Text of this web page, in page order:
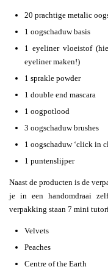
20 prachtige metalic
1 oogschaduw basis
1 eyeliner vloeistof
eyeliner maken!)
1 sprakle powder
1 double end mascara
1 oogpotlood
3 oogschaduw brushes
1 oogschaduw ‘click in
1 puntenslijper
Naast de producten is de
je in een handomdraai
verpakking staan 7 mini
Velvets
Peaches
Centre of the Earth